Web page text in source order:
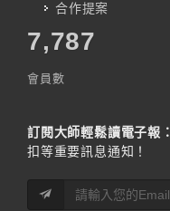
合作提案
7,787
會員數
訂閱大師輕鬆讀電子報：
扣等重要訊息通知！